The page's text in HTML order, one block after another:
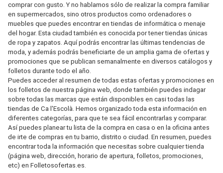
comprar con gusto. Y no hablamos sólo de realizar la compra familiar
en supermercados, sino otros productos como ordenadores o
muebles que puedes encontrar en tiendas de informática o menaje
del hogar. Esta ciudad también es conocida por tener tiendas únicas
de ropa y zapatos. Aquí podrás encontrar las últimas tendencias de
moda, y además podrás beneficiarte de un amplia gama de ofertas y
promociones que se publican semanalmente en diversos catálogos y
folletos durante todo el año.
Puedes acceder al resumen de todas estas ofertas y promociones en
los folletos de nuestra página web, donde también puedes indagar
sobre todas las marcas que están disponibles en casi todas las
tiendas de Ca l'Escolà. Hemos organizado toda esta información en
diferentes categorías, para que te sea fácil encontrarlas y comparar.
Así puedes planear tu lista de la compra en casa o en la oficina antes
de irte de compras en tu barrio, distrito o ciudad. En resumen, puedes
encontrar toda la información que necesitas sobre cualquier tienda
(página web, dirección, horario de apertura, folletos, promociones,
etc) en Folletosofertas.es.